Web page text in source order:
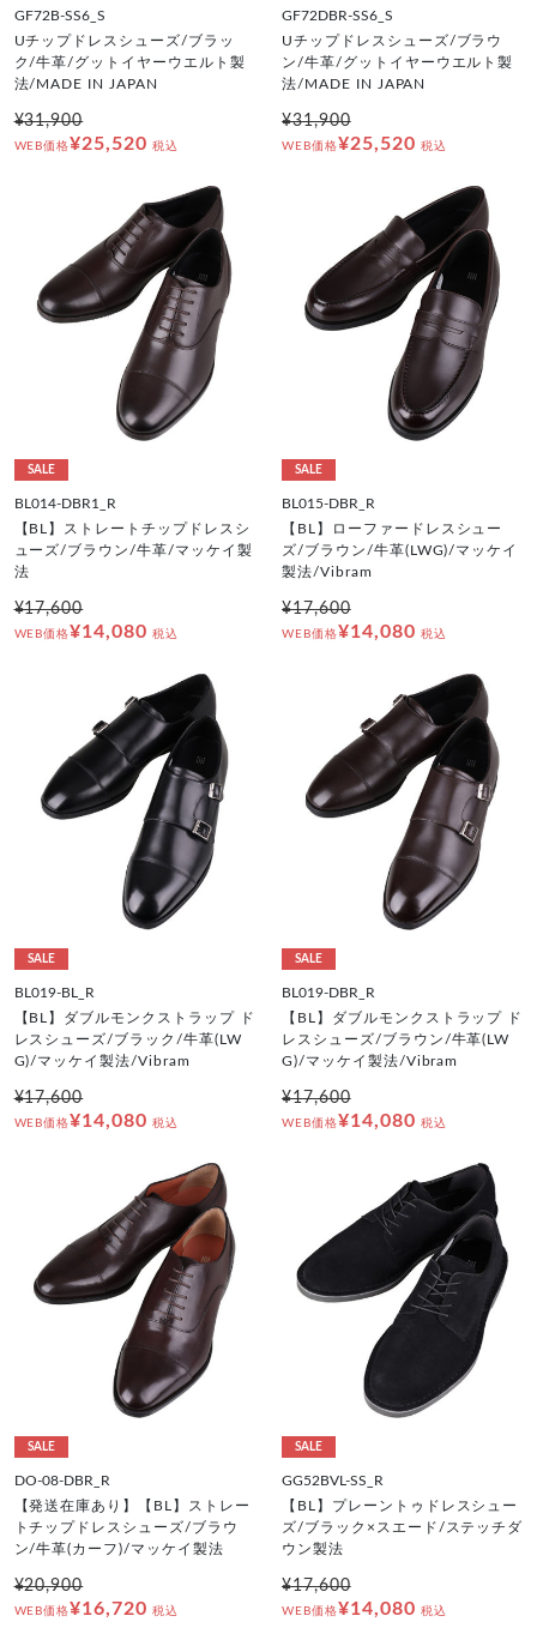
GF72B-SS6_S
Uチップドレスシューズ/ブラッ
ク/牛革/グットイヤーウエルト製
法/MADE IN JAPAN
¥31,900
WEB価格¥25,520 税込
GF72DBR-SS6_S
Uチップドレスシューズ/ブラウ
ン/牛革/グットイヤーウエルト製
法/MADE IN JAPAN
¥31,900
WEB価格¥25,520 税込
SALE
BL014-DBR1_R
【BL】ストレートチップドレスシ
ューズ/ブラウン/牛革/マッケイ製
法
¥17,600
WEB価格¥14,080 税込
SALE
BL015-DBR_R
【BL】ローファードレスシュー
ズ/ブラウン/牛革(LWG)/マッケイ
製法/Vibram
¥17,600
WEB価格¥14,080 税込
SALE
BL019-BL_R
【BL】ダブルモンクストラップ ド
レスシューズ/ブラック/牛革(LW
G)/マッケイ製法/Vibram
¥17,600
WEB価格¥14,080 税込
SALE
BL019-DBR_R
【BL】ダブルモンクストラップ ド
レスシューズ/ブラウン/牛革(LW
G)/マッケイ製法/Vibram
¥17,600
WEB価格¥14,080 税込
SALE
DO-08-DBR_R
【発送在庫あり】【BL】ストレー
トチップドレスシューズ/ブラウ
ン/牛革(カーフ)/マッケイ製法
¥20,900
WEB価格¥16,720 税込
SALE
GG52BVL-SS_R
【BL】プレーントゥドレスシュー
ズ/ブラック×スエード/ステッチダ
ウン製法
¥17,600
WEB価格¥14,080 税込